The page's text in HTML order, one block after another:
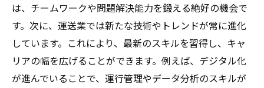
は、チームワークや問題解決能力を鍛える絶好の機会で
す。次に、運送業では新たな技術やトレンドが常に進化
しています。これにより、最新のスキルを習得し、キャ
リアの幅を広げることができます。例えば、デジタル化
が進んでいることで、運行管理やデータ分析のスキルが